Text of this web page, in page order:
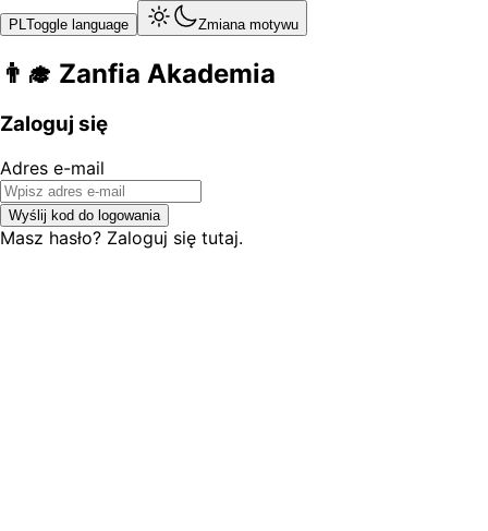
PLToggle language Zmiana motywu
👨‍🎓 Zanfia Akademia
Zaloguj się
Adres e-mail
Wyślij kod do logowania
Masz hasło? Zaloguj się tutaj.